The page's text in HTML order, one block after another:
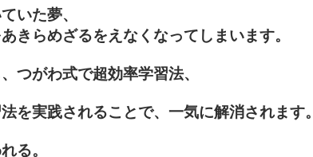
いた夢、
きらめざるをえなくなってしまいます。
つがわ式で超効率学習法、
を実践されることで、一気に解消されます。
る。